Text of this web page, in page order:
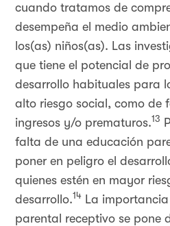
cuando tratamos de
desempeña el medio
los(as) niños(as). Las
que tiene el potencial de
desarrollo habituales para
alto riesgo social, como de
ingresos y/o prematuros.13
falta de una educación
poner en peligro el
quienes estén en mayor
desarrollo.14 La
parental receptivo se pone